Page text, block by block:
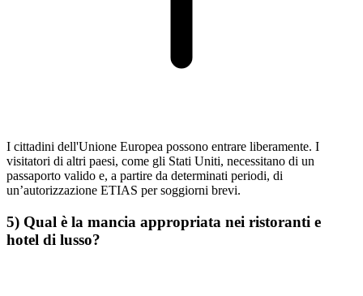
I cittadini dell'Unione Europea possono entrare liberamente. I
visitatori di altri paesi, come gli Stati Uniti, necessitano di un
passaporto valido e, a partire da determinati periodi, di
un’autorizzazione ETIAS per soggiorni brevi.
5) Qual è la mancia appropriata nei ristoranti e
hotel di lusso?